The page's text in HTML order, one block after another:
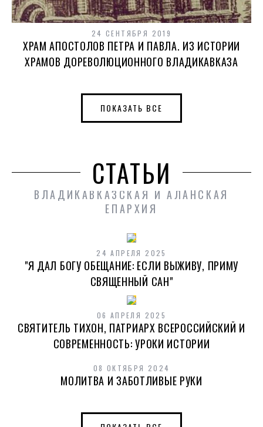
24 СЕНТЯБРЯ 2019
ХРАМ АПОСТОЛОВ ПЕТРА И ПАВЛА. ИЗ ИСТОРИИ
ХРАМОВ ДОРЕВОЛЮЦИОННОГО ВЛАДИКАВКАЗА
ПОКАЗАТЬ ВСЕ
СТАТЬИ
ВЛАДИКАВКАЗСКАЯ И АЛАНСКАЯ
ЕПАРХИЯ
24 АПРЕЛЯ 2025
"Я ДАЛ БОГУ ОБЕЩАНИЕ: ЕСЛИ ВЫЖИВУ, ПРИМУ
СВЯЩЕННЫЙ САН"
06 АПРЕЛЯ 2025
СВЯТИТЕЛЬ ТИХОН, ПАТРИАРХ ВСЕРОССИЙСКИЙ И
СОВРЕМЕННОСТЬ: УРОКИ ИСТОРИИ
08 ОКТЯБРЯ 2024
МОЛИТВА И ЗАБОТЛИВЫЕ РУКИ